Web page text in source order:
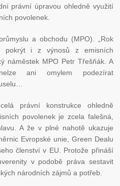
právní úpravou ohledně využití
povolenek.
a obchodu (MPO). „Rok
pokrýt i z výnosů z emisních
náměstek MPO Petr Třešňák. A
ani omylem podezírat
právní konstrukce ohledně
povolenek je zcela falešná,
A že v plné nahotě ukazuje
Evropské unie, Green Dealu
členství v EU. Protože přináší
v podobě práva sestavit
národních zájmů a potřeb.